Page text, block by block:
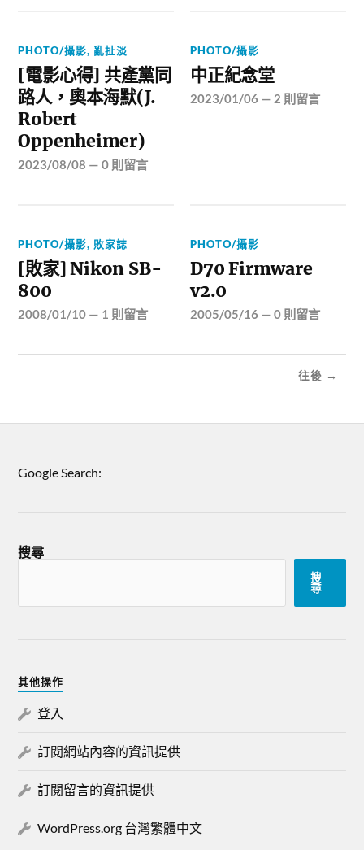
PHOTO/攝影, 亂扯淡
[電影心得] 共產黨同
路人，奧本海默(J.
Robert
Oppenheimer)
2023/08/08 —0 則留言
PHOTO/攝影
中正紀念堂
2023/01/06 — 2 則留言
PHOTO/攝影, 敗家誌
[敗家] Nikon SB-
800
2008/01/10 — 1 則留言
PHOTO/攝影
D70 Firmware
v2.0
2005/05/16 —0 則留言
往後 →
Google Search:
搜尋
搜
尋
其他操作
登入
訂閱網站內容的資訊提供
訂閱留言的資訊提供
WordPress.org 台灣繁體中文